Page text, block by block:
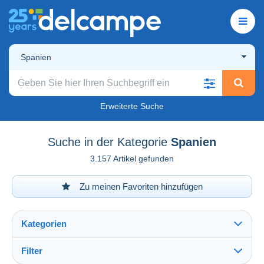
Spanien
Erweiterte Suche
Suche in der Kategorie Spanien
3.157 Artikel gefunden
Zu meinen Favoriten hinzufügen
Kategorien
Filter